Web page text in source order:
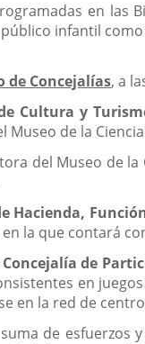
en las
infantil
de Concejalías, a
Cultura y
Museo de la
del Museo de
Hacienda,
la que contará
Concejalía de
en
en la red de
de esfuerzos